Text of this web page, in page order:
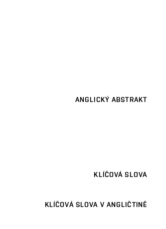
ANGLICKÝ ABSTRAKT
KLÍČOVÁ SLOVA
KLÍČOVÁ SLOVA V ANGLIČTINĚ